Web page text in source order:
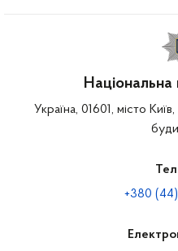
Національна
Україна, 01601, місто
+380